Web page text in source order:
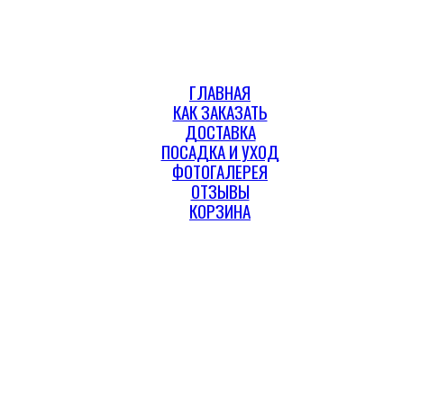
ГЛАВНАЯ
КАК ЗАКАЗАТЬ
ДОСТАВКА
ПОСАДКА И УХОД
ФОТОГАЛЕРЕЯ
ОТЗЫВЫ
КОРЗИНА